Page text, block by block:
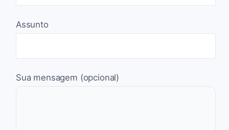
Assunto
Sua mensagem (opcional)